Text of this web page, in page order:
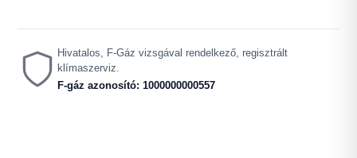
Hivatalos, F-Gáz vizsgával rendelkező, regisztrált
klímaszerviz.
F-gáz azonosító: 1000000000557